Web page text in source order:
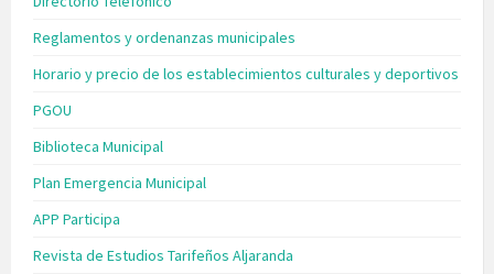
Reglamentos y ordenanzas municipales
Horario y precio de los establecimientos culturales y deportivos
PGOU
Biblioteca Municipal
Plan Emergencia Municipal
APP Participa
Revista de Estudios Tarifeños Aljaranda